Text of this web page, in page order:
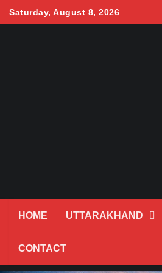
Saturday, August 8, 2026
HOME UTTARAKHAND
CONTACT